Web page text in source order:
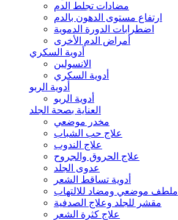
مضادات تجلط الدم
ارتفاع مستوى الدهون بالدم
اضطرابات الدورة الدموية
أمراض الدم الأخرى
أدوية السكري
الانسولين
أدوية السكري
أدوية الربو
أدوية الربو
العناية بصحة الجلد
مخدر موضعي
علاج حب الشباب
علاج الندوب
علاج الحروق والجروح
عدوى الجلد
أدوية تساقط الشعر
ملطف موضعي ومضاد للالتهاب
مقشر للجلد وعلاج الصدفية
علاج كثرة الشعر